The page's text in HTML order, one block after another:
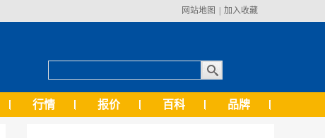
网站地图 加入收藏
行情 报价 百科 品牌